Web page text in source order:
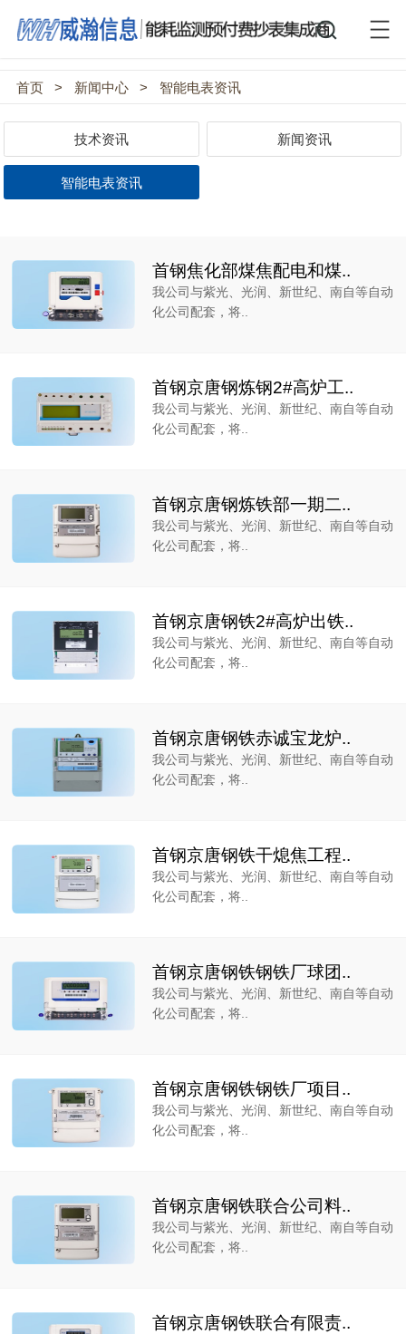
首页 > 新闻中心 > 智能电表资讯
技术资讯 新闻资讯
智能电表资讯
首钢焦化部煤焦配电和煤..
我公司与紫光、光润、新世纪、南自等自动
化公司配套，将..
首钢京唐钢炼钢2#高炉工..
我公司与紫光、光润、新世纪、南自等自动
化公司配套，将..
首钢京唐钢炼铁部一期二..
我公司与紫光、光润、新世纪、南自等自动
化公司配套，将..
首钢京唐钢铁2#高炉出铁..
我公司与紫光、光润、新世纪、南自等自动
化公司配套，将..
首钢京唐钢铁赤诚宝龙炉..
我公司与紫光、光润、新世纪、南自等自动
化公司配套，将..
首钢京唐钢铁干熄焦工程..
我公司与紫光、光润、新世纪、南自等自动
化公司配套，将..
首钢京唐钢铁钢铁厂球团..
我公司与紫光、光润、新世纪、南自等自动
化公司配套，将..
首钢京唐钢铁钢铁厂项目..
我公司与紫光、光润、新世纪、南自等自动
化公司配套，将..
首钢京唐钢铁联合公司料..
我公司与紫光、光润、新世纪、南自等自动
化公司配套，将..
首钢京唐钢铁联合有限责..